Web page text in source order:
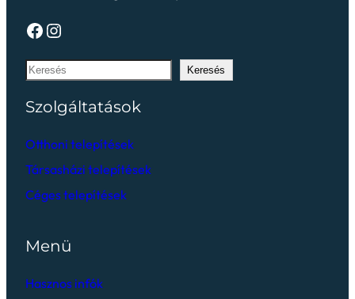
Keresés
Szolgáltatások
Otthoni telepítések
Társasházi telepítések
Céges telepítések
Menü
Hasznos infók